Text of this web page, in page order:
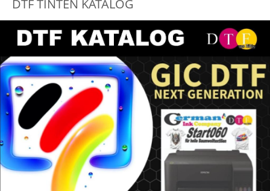
DTF TINTEN KATALOG